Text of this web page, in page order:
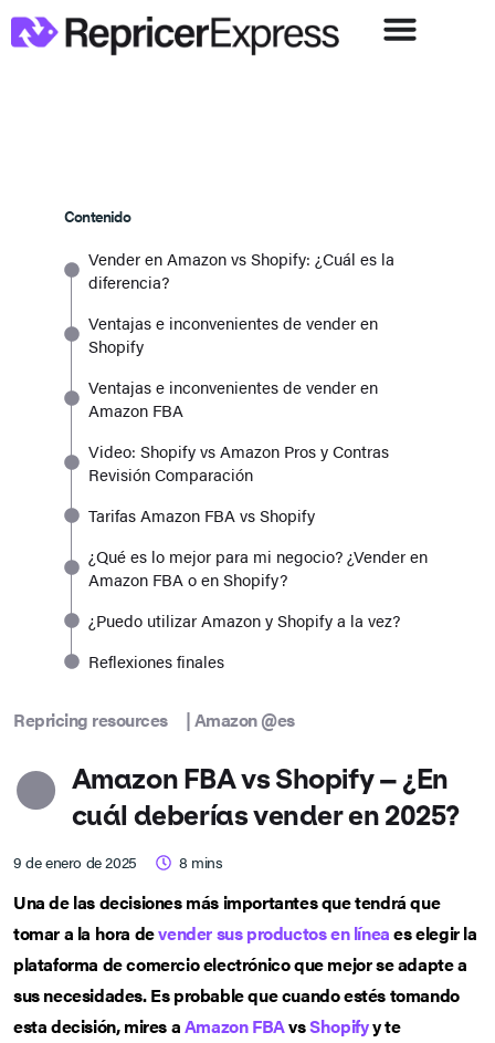
Contenido
Vender en Amazon vs Shopify: ¿Cuál es la
diferencia?
Ventajas e inconvenientes de vender en
Shopify
Ventajas e inconvenientes de vender en
Amazon FBA
Video: Shopify vs Amazon Pros y Contras
Revisión Comparación
Tarifas Amazon FBA vs Shopify
¿Qué es lo mejor para mi negocio? ¿Vender en
Amazon FBA o en Shopify?
¿Puedo utilizar Amazon y Shopify a la vez?
Reflexiones finales
Repricing resources |Amazon @es
Amazon FBA vs Shopify – ¿En
cuál deberías vender en 2025?
9 de enero de 2025 8 mins
Una de las decisiones más importantes que tendrá que
tomar a la hora devender sus productos en líneaes elegir la
plataforma de comercio electrónico que mejor se adapte a
sus necesidades. Es probable que cuando estés tomando
esta decisión, mires aAmazon FBAvsShopifyy te